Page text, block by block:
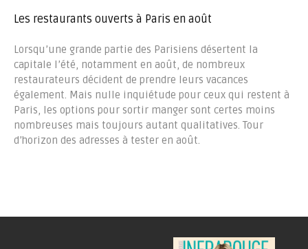
Les restaurants ouverts à Paris en août
Lorsqu’une grande partie des Parisiens désertent la
capitale l’été, notamment en août, de nombreux
restaurateurs décident de prendre leurs vacances
également. Mais nulle inquiétude pour ceux qui restent à
Paris, les options pour sortir manger sont certes moins
nombreuses mais toujours autant qualitatives. Tour
d’horizon des adresses à tester en août.